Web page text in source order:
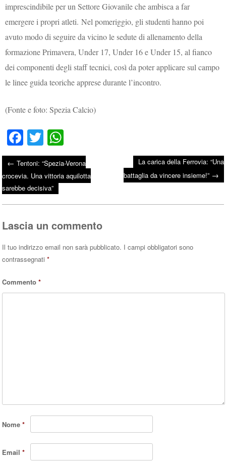
imprescindibile per un Settore Giovanile che ambisca a far
emergere i propri atleti. Nel pomeriggio, gli studenti hanno poi
avuto modo di seguire da vicino le sedute di allenamento della
formazione Primavera, Under 17, Under 16 e Under 15, al fianco
dei componenti degli staff tecnici, così da poter applicare sul campo
le linee guida teoriche apprese durante l’incontro.
(Fonte e foto: Spezia Calcio)
Fa
ce
bo
ok
T
wi
tte
r
ha
ts
A
pp
Post navigation
← Tentoni: “Spezia-Verona
crocevia. Una vittoria aquilotta
sarebbe decisiva”
La carica della Ferrovia: “Una
battaglia da vincere insieme!” →
Lascia un commento
Il tuo indirizzo email non sarà pubblicato. I campi obbligatori sono
contrassegnati*
Commento*
Nome*
Email*